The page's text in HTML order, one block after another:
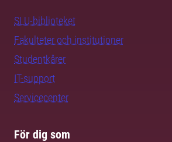
SLU-biblioteket
Fakulteter och institutioner
Studentkårer
IT-support
Servicecenter
För dig som